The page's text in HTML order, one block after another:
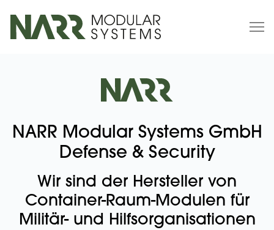
NARR Modular Systems GmbH
Defense & Security
Wir sind der Hersteller von
Container-Raum-Modulen für
Militär- und Hilfsorganisationen